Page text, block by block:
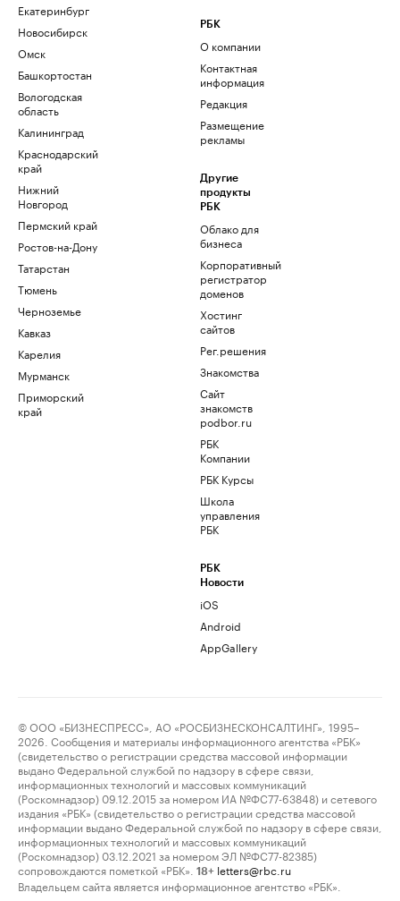
Екатеринбург
Новосибирск
Омск
Башкортостан
Вологодская
область
Калининград
Краснодарский
край
Нижний
Новгород
Пермский край
Ростов-на-Дону
Татарстан
Тюмень
Черноземье
Кавказ
Карелия
Мурманск
Приморский
край
РБК
О компании
Контактная
информация
Редакция
Размещение
рекламы
Другие
продукты
РБК
Облако для
бизнеса
Корпоративный
регистратор
доменов
Хостинг
сайтов
Рег.решения
Знакомства
Сайт
знакомств
podbor.ru
РБК
Компании
РБК Курсы
Школа
управления
РБК
РБК
Новости
iOS
Android
AppGallery
© ООО «БИЗНЕСПРЕСС», АО «РОСБИЗНЕСКОНСАЛТИНГ», 1995–
2026. Сообщения и материалы информационного агентства «РБК»
(свидетельство о регистрации средства массовой информации
выдано Федеральной службой по надзору в сфере связи,
информационных технологий и массовых коммуникаций
(Роскомнадзор) 09.12.2015 за номером ИА №ФС77-63848) и сетевого
издания «РБК» (свидетельство о регистрации средства массовой
информации выдано Федеральной службой по надзору в сфере связи,
информационных технологий и массовых коммуникаций
(Роскомнадзор) 03.12.2021 за номером ЭЛ №ФС77-82385)
сопровождаются пометкой «РБК».
18+ letters@rbc.ru
Владельцем сайта является информационное агентство «РБК».